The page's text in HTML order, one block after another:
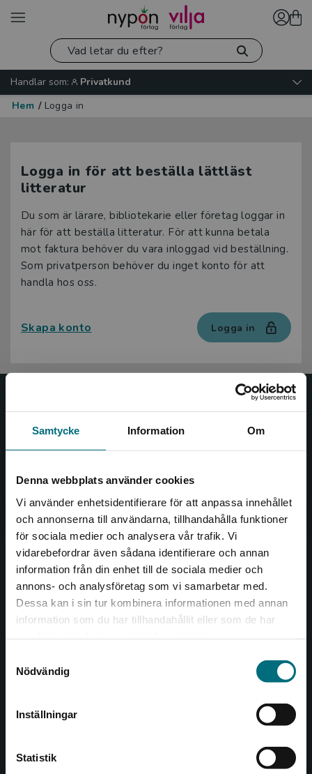
Samtycke Information Om
Denna webbplats använder cookies
Vi använder enhetsidentifierare för att anpassa innehållet
och annonserna till användarna, tillhandahålla funktioner
för sociala medier och analysera vår trafik. Vi
vidarebefordrar även sådana identifierare och annan
information från din enhet till de sociala medier och
annons- och analysföretag som vi samarbetar med.
Dessa kan i sin tur kombinera informationen med annan
information som du har tillhandahållit eller som de har
Nödvändig
Inställningar
Statistik
Begränsad fraktregion
Det verkar som att du besöker
Sverige. För att kunna slutföra ett köp måste
Handlar som:
Privatkund
Hem / Logga in
Logga in för att beställa lättläst
litteratur
Du som är lärare, bibliotekarie eller företag loggar in
här för att beställa litteratur. För att kunna betala
mot faktura behöver du vara inloggad vid beställning.
Som privatperson behöver du inget konto för att
handla hos oss.
Skapa konto Logga in
Nypon och Vilja
Nypon och Vilja förlag ger ut böcker som väcker läslust
såväl barn som vuxna.
Nypon och Vilja förlag är en del av Studentlitteratur.
Kontakta oss
Kontakta oss
046-31 20 00
Box 141
Besöksadress:
Åkergränden 1
Kontakta kundservice